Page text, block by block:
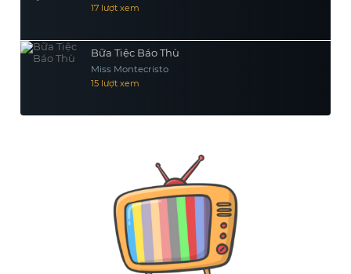
17 lượt xem
Bữa Tiệc Báo Thù
Miss Montecristo
15 lượt xem